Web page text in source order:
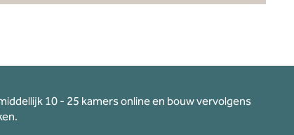
10 - 25 kamers online en bouw vervolgens